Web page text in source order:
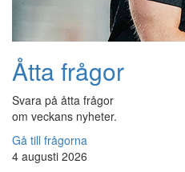
Åtta frågor
Svara på åtta frågor
om veckans nyheter.
Gå till frågorna
4 augusti 2026